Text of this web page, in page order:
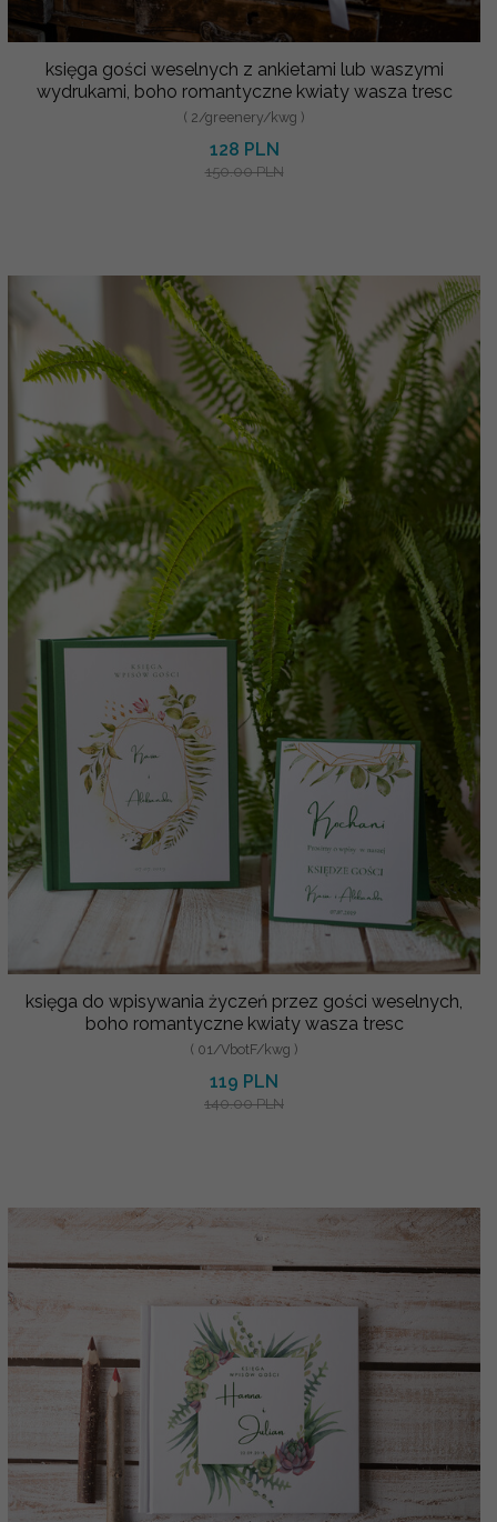
księga gości weselnych z ankietami lub waszymi
wydrukami, boho romantyczne kwiaty wasza tresc
( 2/greenery/kwg )
128 PLN
150.00 PLN
księga do wpisywania życzeń przez gości weselnych,
boho romantyczne kwiaty wasza tresc
( 01/VbotF/kwg )
119 PLN
140.00 PLN